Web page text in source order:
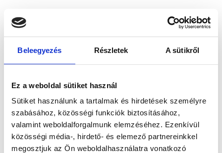
Beleegyezés Részletek A sütikről
Ez a weboldal sütiket használ
Sütiket használunk a tartalmak és hirdetések személyre
szabásához, közösségi funkciók biztosításához,
valamint weboldalforgalmunk elemzéséhez. Ezenkívül
közösségi média-, hirdető- és elemező partnereinkkel
megosztjuk az Ön weboldalhasználatra vonatkozó